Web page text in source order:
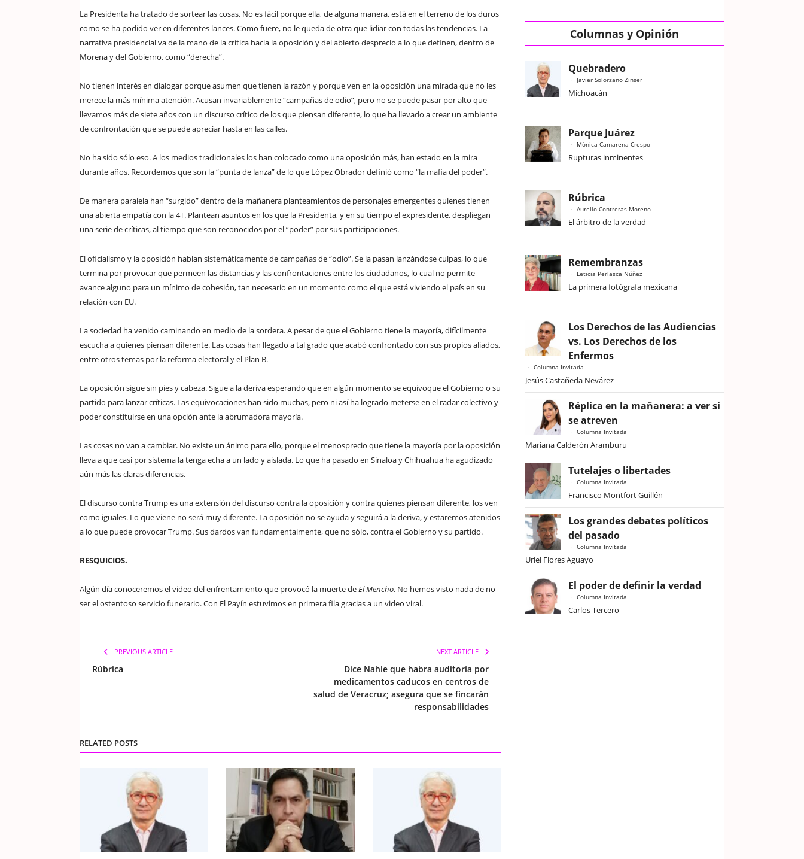
La Presidenta ha tratado de sortear las cosas. No es fácil porque ella, de alguna manera, está en el terreno de los duros
como se ha podido ver en diferentes lances. Como fuere, no le queda de otra que lidiar con todas las tendencias. La
narrativa presidencial va de la mano de la crítica hacia la oposición y del abierto desprecio a lo que definen, dentro de
Morena y del Gobierno, como “derecha”.
No tienen interés en dialogar porque asumen que tienen la razón y porque ven en la oposición una mirada que no les
merece la más mínima atención. Acusan invariablemente “campañas de odio”, pero no se puede pasar por alto que
llevamos más de siete años con un discurso crítico de los que piensan diferente, lo que ha llevado a crear un ambiente
de confrontación que se puede apreciar hasta en las calles.
No ha sido sólo eso. A los medios tradicionales los han colocado como una oposición más, han estado en la mira
durante años. Recordemos que son la “punta de lanza” de lo que López Obrador definió como “la mafia del poder”.
De manera paralela han “surgido” dentro de la mañanera planteamientos de personajes emergentes quienes tienen
una abierta empatía con la 4T. Plantean asuntos en los que la Presidenta, y en su tiempo el expresidente, despliegan
una serie de críticas, al tiempo que son reconocidos por el “poder” por sus participaciones.
El oficialismo y la oposición hablan sistemáticamente de campañas de “odio”. Se la pasan lanzándose culpas, lo que
termina por provocar que permeen las distancias y las confrontaciones entre los ciudadanos, lo cual no permite
avance alguno para un mínimo de cohesión, tan necesario en un momento como el que está viviendo el país en su
relación con EU.
La sociedad ha venido caminando en medio de la sordera. A pesar de que el Gobierno tiene la mayoría, difícilmente
escucha a quienes piensan diferente. Las cosas han llegado a tal grado que acabó confrontado con sus propios aliados,
entre otros temas por la reforma electoral y el Plan B.
La oposición sigue sin pies y cabeza. Sigue a la deriva esperando que en algún momento se equivoque el Gobierno o su
partido para lanzar críticas. Las equivocaciones han sido muchas, pero ni así ha logrado meterse en el radar colectivo y
poder constituirse en una opción ante la abrumadora mayoría.
Las cosas no van a cambiar. No existe un ánimo para ello, porque el menosprecio que tiene la mayoría por la oposición
lleva a que casi por sistema la tenga echa a un lado y aislada. Lo que ha pasado en Sinaloa y Chihuahua ha agudizado
aún más las claras diferencias.
El discurso contra Trump es una extensión del discurso contra la oposición y contra quienes piensan diferente, los ven
como iguales. Lo que viene no será muy diferente. La oposición no se ayuda y seguirá a la deriva, y estaremos atenidos
a lo que puede provocar Trump. Sus dardos van fundamentalmente, que no sólo, contra el Gobierno y su partido.
RESQUICIOS.
Algún día conoceremos el video del enfrentamiento que provocó la muerte deEl Mencho. No hemos visto nada de no
ser el ostentoso servicio funerario. Con El Payín estuvimos en primera fila gracias a un video viral.
PREVIOUS ARTICLE
Rúbrica
NEXT ARTICLE
Dice Nahle que habra auditoría por
medicamentos caducos en centros de
salud de Veracruz; asegura que se fincarán
responsabilidades
RELATED POSTS
Columnas y Opinión
Quebradero
Javier Solorzano Zinser
Michoacán
Parque Juárez
Mónica Camarena Crespo
Rupturas inminentes
Rúbrica
Aurelio Contreras Moreno
El árbitro de la verdad
Remembranzas
Leticia Perlasca Núñez
La primera fotógrafa mexicana
Los Derechos de las Audiencias
vs. Los Derechos de los
Enfermos
Columna Invitada
Jesús Castañeda Nevárez
Réplica en la mañanera: a ver si
se atreven
Columna Invitada
Mariana Calderón Aramburu
Tutelajes o libertades
Columna Invitada
Francisco Montfort Guillén
Los grandes debates políticos
del pasado
Columna Invitada
Uriel Flores Aguayo
El poder de definir la verdad
Columna Invitada
Carlos Tercero